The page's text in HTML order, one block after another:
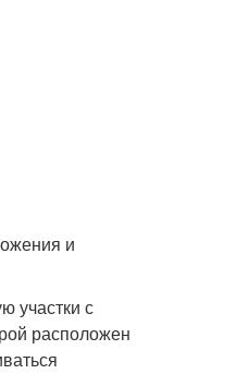
и
участки с
расположен